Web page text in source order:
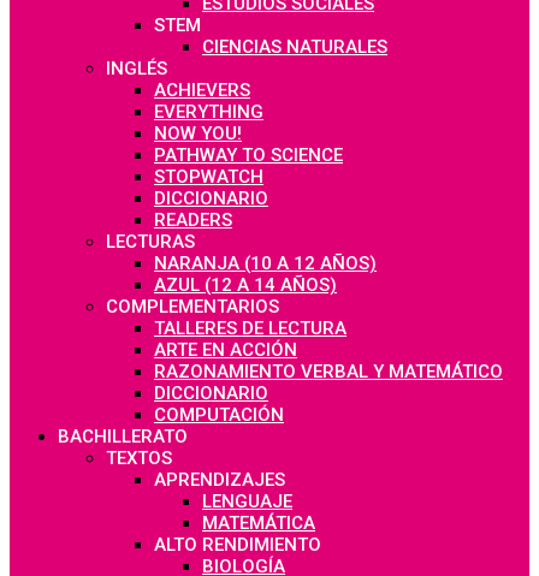
STEM
CIENCIAS NATURALES
INGLÉS
ACHIEVERS
EVERYTHING
NOW YOU!
PATHWAY TO SCIENCE
STOPWATCH
DICCIONARIO
READERS
LECTURAS
NARANJA (10 A 12 AÑOS)
AZUL (12 A 14 AÑOS)
COMPLEMENTARIOS
TALLERES DE LECTURA
ARTE EN ACCIÓN
RAZONAMIENTO VERBAL Y MATEMÁTICO
DICCIONARIO
COMPUTACIÓN
BACHILLERATO
TEXTOS
APRENDIZAJES
LENGUAJE
MATEMÁTICA
ALTO RENDIMIENTO
BIOLOGÍA